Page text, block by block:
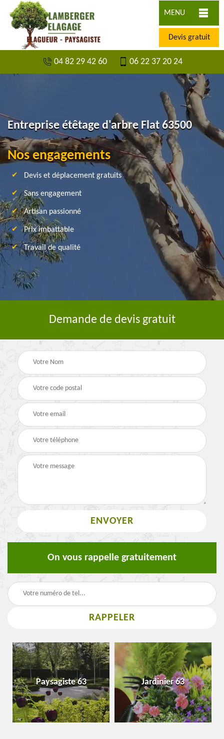
MENU
Devis gratuit
04 82 29 42 60 06 22 37 20 24
Entreprise étêtage d'arbre Flat 63500
Nos engagements
Devis et déplacement gratuits
Sans engagement
Artisan passionné
Prix imbattable
Travail de qualité
Demande de devis gratuit
On vous rappelle gratuitement
Paysagiste 63 Jardinier 63